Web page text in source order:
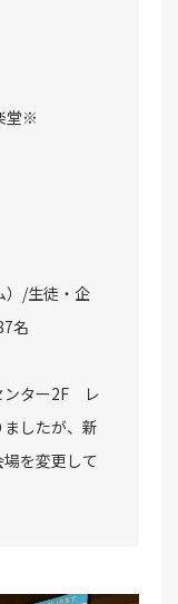
堂※
）/生徒・企
名
ンター2F レ
したが、新
を変更して